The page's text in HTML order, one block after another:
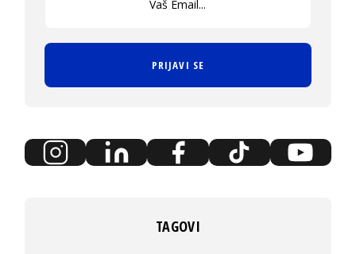
PRIJAVI SE
TAGOVI